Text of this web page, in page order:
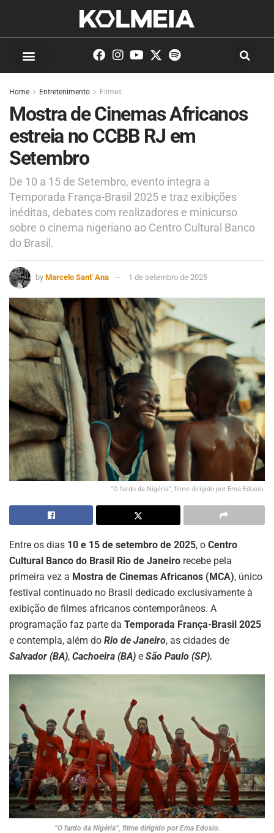
Home Entretenimento Filmes
Mostra de Cinemas Africanos
estreia no CCBB RJ em
Setembro
De 10 a 15 de Setembro, evento integra a
Temporada França-Brasil 2025 e traz exibições
inéditas, debates com realizadores e minicurso
sobre o cinema nigeriano ao Centro Cultural Banco
do Brasil.
by Marcelo Sant' Ana 1 de setembro de 2025
"O fardo da Nigéria", filme dirigido por Ema Edosio.
Entre os dias 10 e 15 de setembro de 2025, o Centro
Cultural Banco do Brasil Rio de Janeiro recebe pela
primeira vez a Mostra de Cinemas Africanos (MCA), único
festival continuado no Brasil dedicado exclusivamente à
exibição de filmes africanos contemporâneos. A
programação faz parte da Temporada França-Brasil 2025
e contempla, além do Rio de Janeiro, as cidades de
Salvador (BA), Cachoeira (BA) e São Paulo (SP).
“O fardo da Nigéria”, filme dirigido por Ema Edosio.